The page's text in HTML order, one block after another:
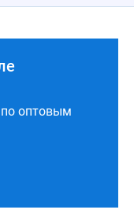
по оптовым